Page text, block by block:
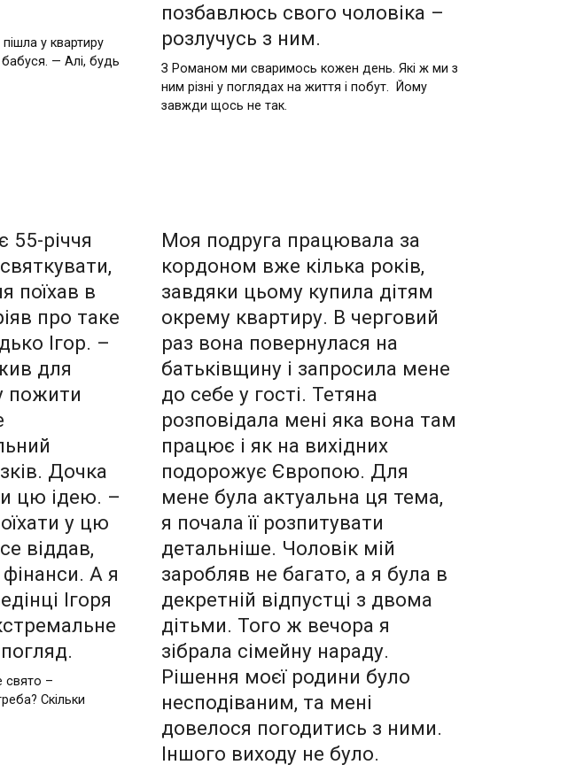
у квартиру
— Алі, будь
позбaвлюсь свого чоловікa –
розлyчусь з ним.
З Романом ми сваримось кожен день. Які ж ми з
ним різні у поглядах на життя і побут. Йому
завжди щось не так.
55-річчя
поїхав в
про таке
Ігор. –
для
пожити
Дочка
цю ідею. –
у цю
віддав,
А я
Ігоря
свято –
Скільки
Моя подруга працювала за
кордоном вже кілька років,
завдяки цьому купила дітям
окрему квартиру. В черговий
раз вона повернулася на
батьківщину і запросила мене
до себе у гості. Тетяна
розповідала мені яка вона там
працює і як на вихідних
подорожує Європою. Для
мене була актуальна ця тема,
я почала її розпитувати
детальніше. Чоловік мій
заробляв не багато, а я була в
декретній відпустці з двома
дітьми. Того ж вечора я
зібрала сімейну нараду.
Рішення моєї родини було
несподіваним, та мені
довелося погодитись з ними.
Іншого виходу не було.